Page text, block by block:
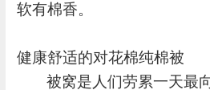
软有棉香。
健康舒适的对花棉纯棉被
被窝是人们劳累一天最